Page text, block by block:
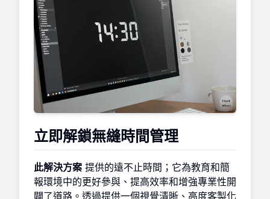
立即解鎖無縫時間管理
此解決方案 提供的遠不止時間；它為教育和簡
報環境中的更好參與、提高效率和增強專業性開
闢了道路。透過提供一個視覺清晰、高度客製化